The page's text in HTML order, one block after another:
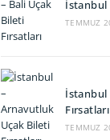
İstanbul
TEMMUZ
İstanbul
Fırsatları
TEMMUZ